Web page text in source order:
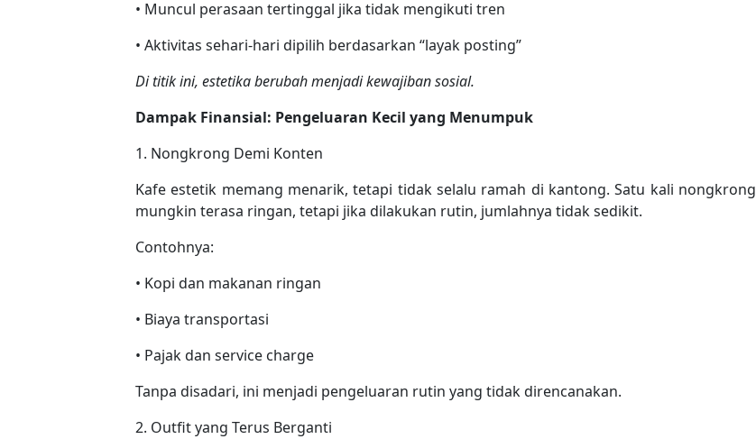
• Muncul perasaan tertinggal jika tidak mengikuti tren
• Aktivitas sehari-hari dipilih berdasarkan “layak posting”
Di titik ini, estetika berubah menjadi kewajiban sosial.
Dampak Finansial: Pengeluaran Kecil yang Menumpuk
1. Nongkrong Demi Konten
Kafe estetik memang menarik, tetapi tidak selalu ramah di kantong. Satu kali nongkrong
mungkin terasa ringan, tetapi jika dilakukan rutin, jumlahnya tidak sedikit.
Contohnya:
• Kopi dan makanan ringan
• Biaya transportasi
• Pajak dan service charge
Tanpa disadari, ini menjadi pengeluaran rutin yang tidak direncanakan.
2. Outfit yang Terus Berganti